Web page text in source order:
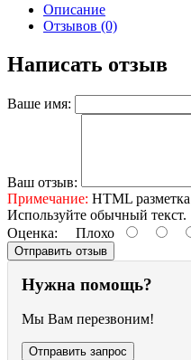
Описание
Отзывов (0)
Написать отзыв
Ваше имя:
Ваш отзыв:
Примечание: HTML
Используйте обычный текст.
Оценка: Плохо
Отправить отзыв
Нужна помощь?
Мы Вам перезвоним!
Отправить запрос